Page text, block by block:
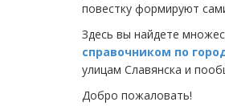
повестку формируют
Здесь вы найдете
справочником по
улицам Славянска и
Добро пожаловать!